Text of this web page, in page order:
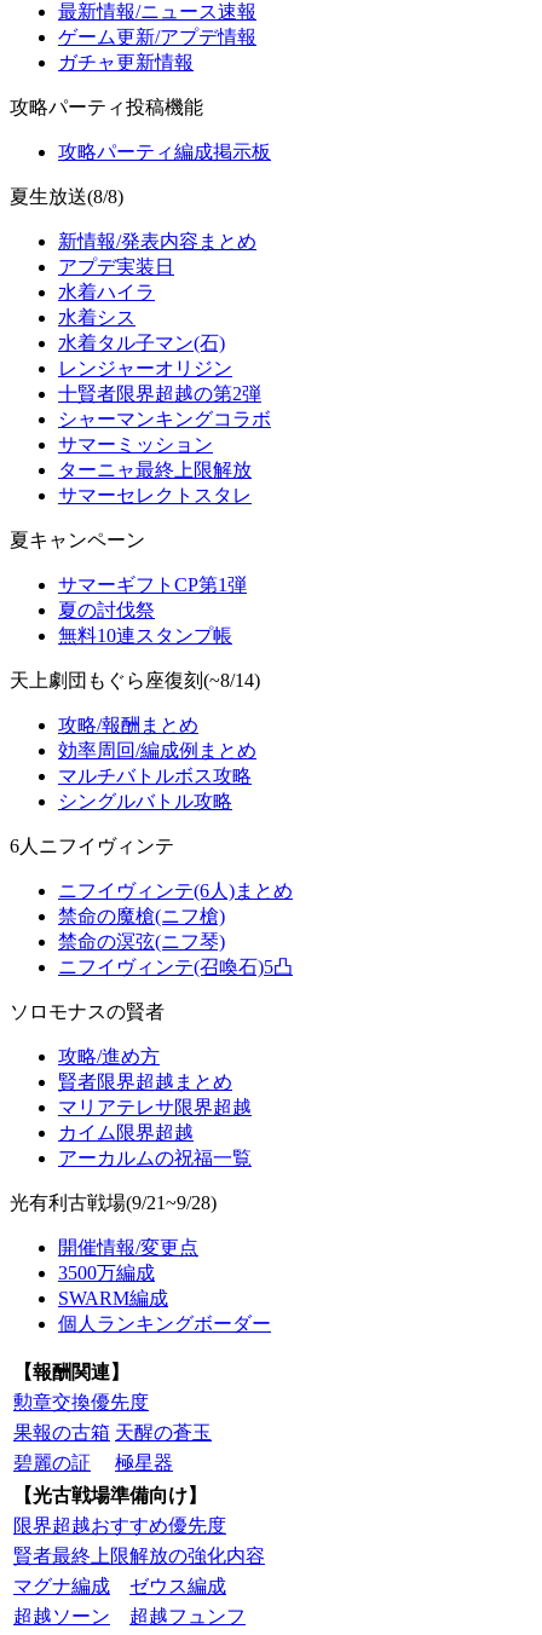
最新情報/ニュース速報
ゲーム更新/アプデ情報
ガチャ更新情報
攻略パーティ投稿機能
攻略パーティ編成掲示板
夏生放送(8/8)
新情報/発表内容まとめ
アプデ実装日
水着ハイラ
水着シス
水着タル子マン(石)
レンジャーオリジン
十賢者限界超越の第2弾
シャーマンキングコラボ
サマーミッション
ターニャ最終上限解放
サマーセレクトスタレ
夏キャンペーン
サマーギフトCP第1弾
夏の討伐祭
無料10連スタンプ帳
天上劇団もぐら座復刻(~8/14)
攻略/報酬まとめ
効率周回/編成例まとめ
マルチバトルボス攻略
シングルバトル攻略
6人ニフイヴィンテ
ニフイヴィンテ(6人)まとめ
禁命の魔槍(ニフ槍)
禁命の溟弦(ニフ琴)
ニフイヴィンテ(召喚石)5凸
ソロモナスの賢者
攻略/進め方
賢者限界超越まとめ
マリアテレサ限界超越
カイム限界超越
アーカルムの祝福一覧
光有利古戦場(9/21~9/28)
開催情報/変更点
3500万編成
SWARM編成
個人ランキングボーダー
【報酬関連】
勲章交換優先度
果報の古箱 天醒の蒼玉
碧麗の証
極星器
【光古戦場準備向け】
限界超越おすすめ優先度
賢者最終上限解放の強化内容
マグナ編成
ゼウス編成
超越ソーン
超越フュンフ